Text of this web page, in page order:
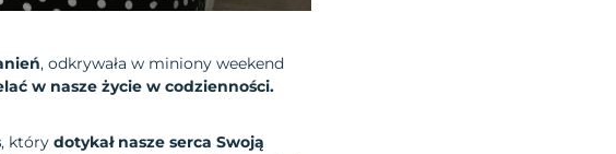
, odkrywała w miniony weekend
w nasze życie w codzienności.
, który dotykał nasze serca Swoją